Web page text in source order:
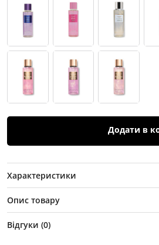
Додати в
Характеристики
Опис товару
Відгуки (0)